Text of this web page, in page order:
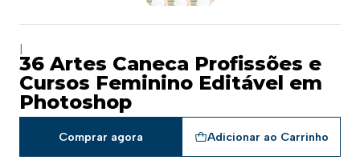
36 Artes Caneca Profissões e
Cursos Feminino Editável em
Photoshop
Adicionar ao Carrinho
Comprar agora